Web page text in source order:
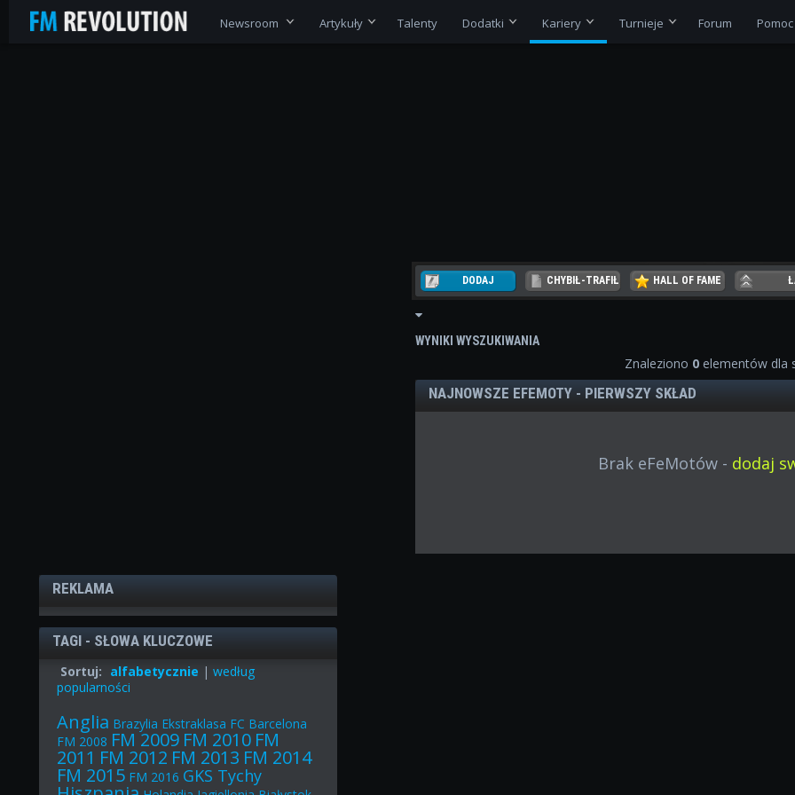
Newsroom Artykuły Talenty Dodatki Kariery Turnieje Forum Pomoc
DODAJ CHYBIŁ-TRAFIŁ HALL OF FAME
WYNIKI WYSZUKIWANIA
Znaleziono 0 elementów dla
NAJNOWSZE EFEMOTY - PIERWSZY SKŁAD
Brak eFeMotów - dodaj
REKLAMA
TAGI - SŁOWA KLUCZOWE
Sortuj: alfabetycznie | według
popularności
Anglia Brazylia Ekstraklasa FC Barcelona
FM 2008 FM 2009 FM 2010 FM
2011 FM 2012 FM 2013 FM 2014
FM 2015 FM 2016 GKS Tychy